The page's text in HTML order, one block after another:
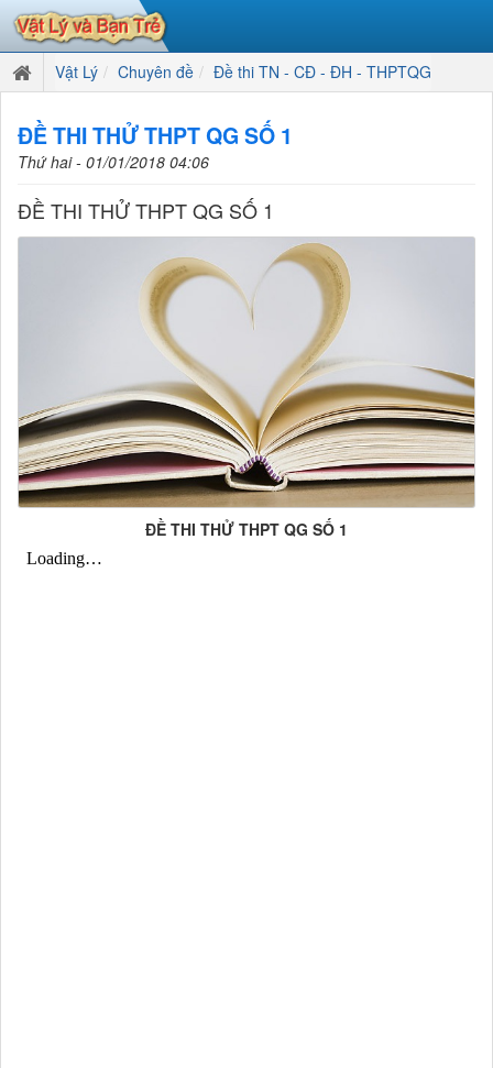
Vật Lý Chuyên đề Đề thi TN - CĐ - ĐH - THPTQG
ĐỀ THI THỬ THPT QG SỐ 1
Thứ hai - 01/01/2018 04:06
ĐỀ THI THỬ THPT QG SỐ 1
ĐỀ THI THỬ THPT QG SỐ 1